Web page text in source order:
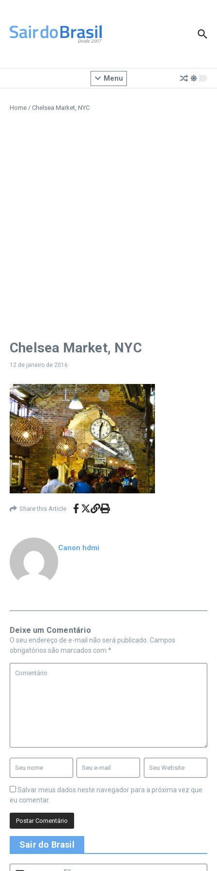
Menu
Home / Chelsea Market, NYC
Chelsea Market, NYC
12 de janeiro de 2016
Share this Article
Canon hdmi
Deixe um Comentário
O seu endereço de e-mail não será publicado. Campos
obrigatórios são marcados com *
Salvar meus dados neste navegador para a próxima vez que
eu comentar.
Sair do Brasil